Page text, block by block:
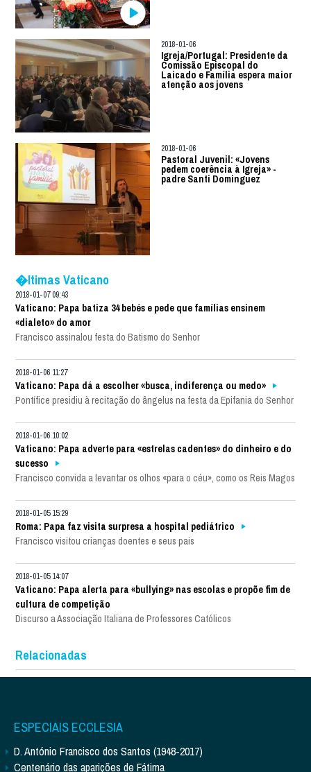
2018-01-06
Igreja/Portugal: Presidente da
Comissão Episcopal do
Laicado e Família espera maior
atenção aos jovens
2018-01-06
Pastoral Juvenil: «Jovens
pedem coerência à Igreja» -
padre Santi Dominguez
�ltimas Vaticano
2018-01-07 09:43
Vaticano: Papa batiza 34 bebés e pede que famílias ensinem
«dialeto» do amor
Francisco assinalou festa do Batismo do Senhor
2018-01-06 11:27
Vaticano: Papa dá a escolher «busca, indiferença ou medo»
Pontífice presidiu à recitação do ângelus na festa da Epifania do Senhor
2018-01-06 10:02
Vaticano: Papa adverte para «estrelas cadentes» do dinheiro e do
sucesso
Francisco convida a levantar os olhos «para o céu», como os Reis Magos
2018-01-05 15:29
Roma: Papa faz visita surpresa a hospital pediátrico
Francisco visitou crianças doentes e seus pais
2018-01-05 14:07
Vaticano: Papa alerta para «bullying» nas escolas e propõe fim de
cultura de competição
Discurso a Associação Italiana de Professores Católicos
Relacionadas
ESPECIAIS ECCLESIA
D. António Francisco dos Santos (1948-2017)
Centenário das aparições de Fátima